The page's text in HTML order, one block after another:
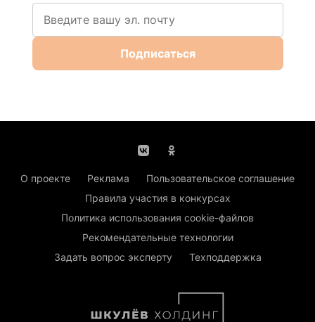
Подписаться
О проекте Реклама
Пользовательское соглашение
Правила участия в конкурсах
Политика использования cookie-файлов
Рекомендательные технологии
Задать вопрос эксперту
Техподдержка